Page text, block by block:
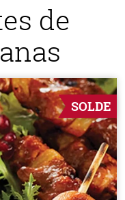
de
SOLDE